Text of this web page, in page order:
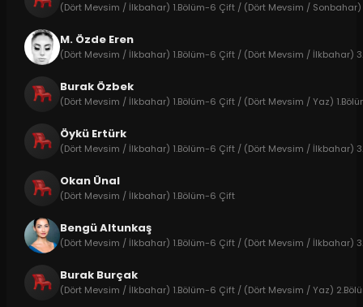
(Dört Mevsim / İlkbahar) 1.Bölüm-6 Çift / (Dört Mevsim /
M. Özde Eren
(Dört Mevsim / İlkbahar) 1.Bölüm-6 Çift / (Dört Mevsim / İlkbahar)
Burak Özbek
(Dört Mevsim / İlkbahar) 1.Bölüm-6 Çift / (Dört Mevsim / Yaz)
Öykü Ertürk
(Dört Mevsim / İlkbahar) 1.Bölüm-6 Çift / (Dört Mevsim / İlkbahar)
Okan Ünal
(Dört Mevsim / İlkbahar) 1.Bölüm-6 Çift
Bengü Altunkaş
(Dört Mevsim / İlkbahar) 1.Bölüm-6 Çift / (Dört Mevsim / İlkbahar)
Burak Burçak
(Dört Mevsim / İlkbahar) 1.Bölüm-6 Çift / (Dört Mevsim / Yaz)